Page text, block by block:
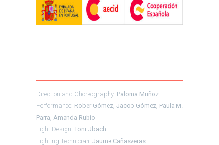
Direction and Choreography: Paloma Muñoz
Performance: Rober Gómez, Jacob Gómez, Paula M.
Parra, Amanda Rubio
Light Design: Toni Ubach
Lighting Technician: Jaume Cañasveras